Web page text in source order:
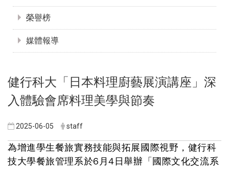
榮譽榜
媒體報導
健行科大「日本料理廚藝展演講座」深
入體驗會席料理美學與節奏
2025-06-05 staff
為增進學生餐旅實務技能與拓展國際視野，健行科
技大學餐旅管理系於6月4日舉辦「國際文化交流系